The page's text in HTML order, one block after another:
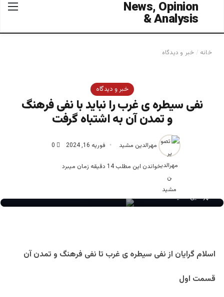
جستجو برای
خانه / خبر و دیدگاه
خبر و دیدگاه
نفی سیطره ی غرب را نباید با نفی فرهنگ
و تمدن آن به اشتباه گرفت
مهرالدین مشید فوریه 16, 2024 0
خواندن این مطلب 14 دقیقه زمان میبرد
مهرالدین مشید
اسلام گرایان از نفی سیطره ی غرب تا نفی فرهنگ و تمدن آن
قسمت اول